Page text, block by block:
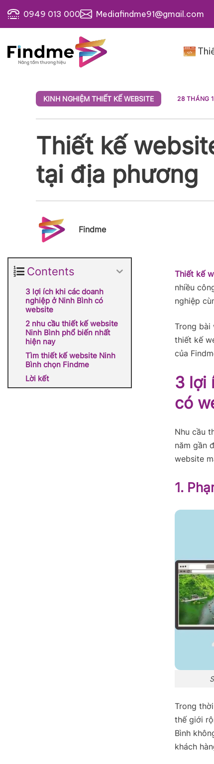
qua
nội
dung
0949 013 000 Mediafindme91@gmail.com
KINH NGHIỆM THIẾT KẾ WEBSITE 28 THÁNG
Thiết kế
tại địa phương
Findme
Contents
3 lợi ích khi các doanh
nghiệp ở Ninh Bình có
website
2 nhu cầu thiết kế website
Ninh Bình phổ biến nhất
hiện nay
Tìm thiết kế website Ninh
Bình chọn Findme
Lời kết
Thiết kế
nhiều
nghiệp
Trong bài
thiết kế
của
3 lợi
có
Nhu cầu
năm gần
website
1.
Trong
thế giới
Bình
khách